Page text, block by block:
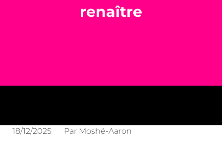
renaître
18/12/2025 Par Moshé-Aaron